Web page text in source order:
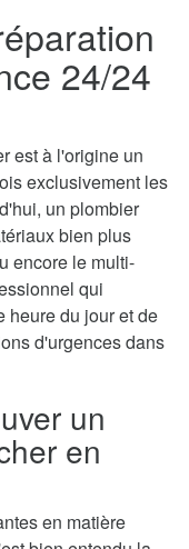
24/24
est à l'origine un
exclusivement les
un plombier
bien plus
encore le multi-
qui
heure du jour et de
d'urgences dans
un
en
en matière